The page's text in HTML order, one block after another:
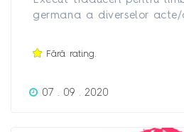
germana a diverselor acte/
Ofer seriozitate.
Fără rating.
07 . 09 . 2020